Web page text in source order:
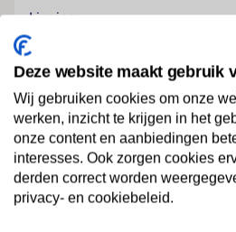
Ligging
Dit hotel ligt op ongeveer 3 km
stadskern van Rome en ligt aan
halte van het openbaar vervoer
500 m afstand. Het
ongeveer 25 km van het hotel.
Hotelfaciliteiten
Het hotel biedt op 8
rokerskamers die met een lift
Deze website maakt gebruik
Wij gebruiken cookies om onze
werken, inzicht te krijgen in het
onze content en aanbiedingen
interesses. Ook zorgen cookies
derden correct worden
privacy- en cookiebeleid.